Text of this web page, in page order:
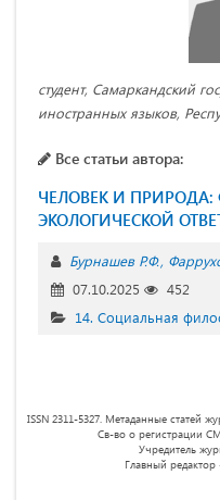
студент, Самаркандский
иностранных языков,
Все статьи автора:
ЧЕЛОВЕК И
ЭКОЛОГИЧЕСКОЙ
Бурнашев Р.Ф.
07.10.2025
452
14. Социальная
ISSN 2311-5327. Метаданные статей
Св-во о регистрации
Учредитель
Главный